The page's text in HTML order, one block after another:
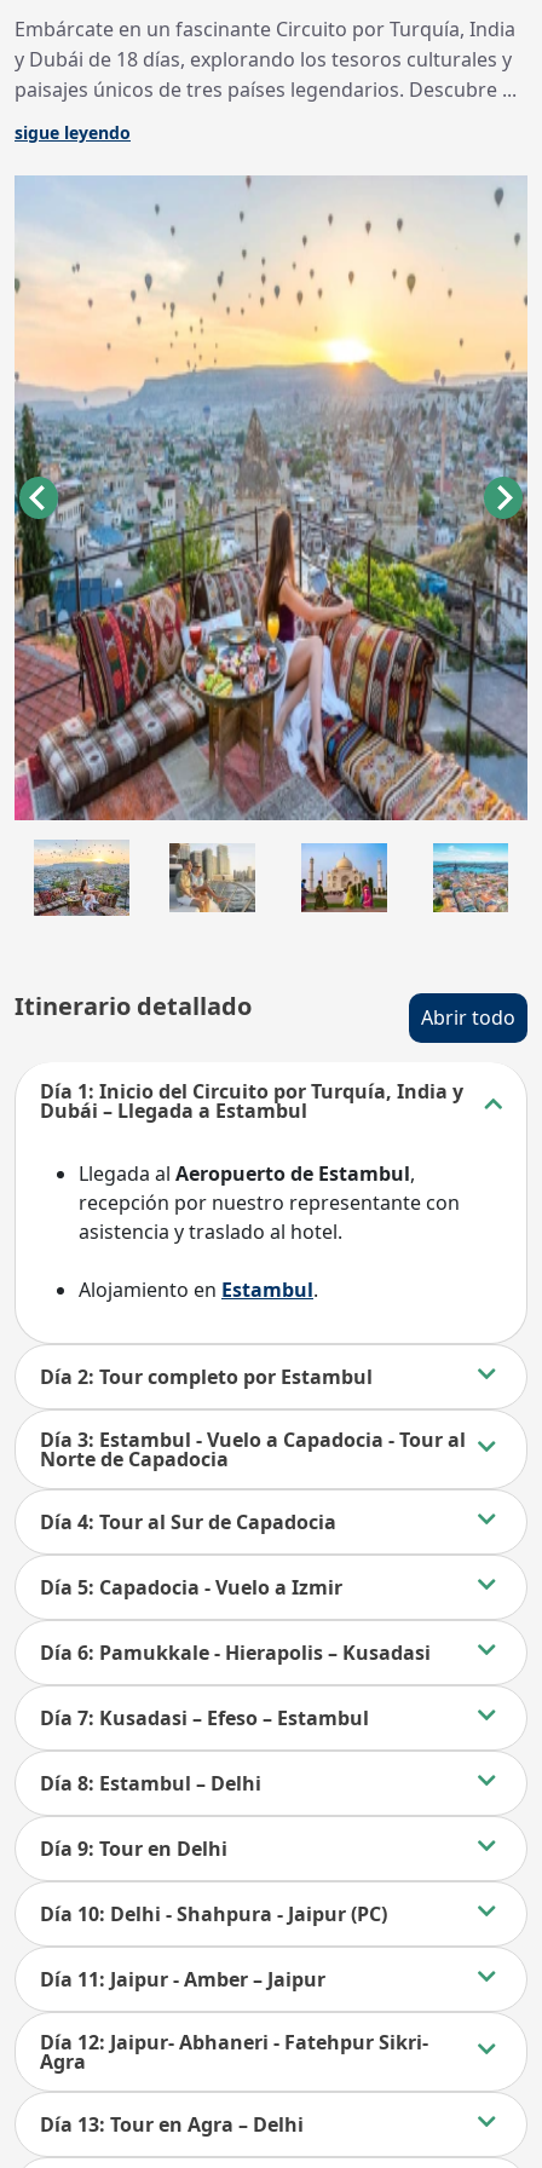
Embárcate en un fascinante Circuito por Turquía, India
y Dubái de 18 días, explorando los tesoros culturales y
paisajes únicos de tres países legendarios. Descubre ...
sigue leyendo
Itinerario detallado Abrir todo
Día 1: Inicio del Circuito por Turquía, India y
Dubái – Llegada a Estambul
Llegada al Aeropuerto de Estambul,
recepción por nuestro representante con
asistencia y traslado al hotel.
Alojamiento en Estambul.
Día 2: Tour completo por Estambul
Día 3: Estambul - Vuelo a Capadocia - Tour al
Norte de Capadocia
Día 4: Tour al Sur de Capadocia
Día 5: Capadocia - Vuelo a Izmir
Día 6: Pamukkale - Hierapolis – Kusadasi
Día 7: Kusadasi – Efeso – Estambul
Día 8: Estambul – Delhi
Día 9: Tour en Delhi
Día 10: Delhi - Shahpura - Jaipur (PC)
Día 11: Jaipur - Amber – Jaipur
Día 12: Jaipur- Abhaneri - Fatehpur Sikri-
Agra
Día 13: Tour en Agra – Delhi